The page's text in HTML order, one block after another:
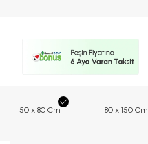
50 x 80 Cm 80 x 150 Cm